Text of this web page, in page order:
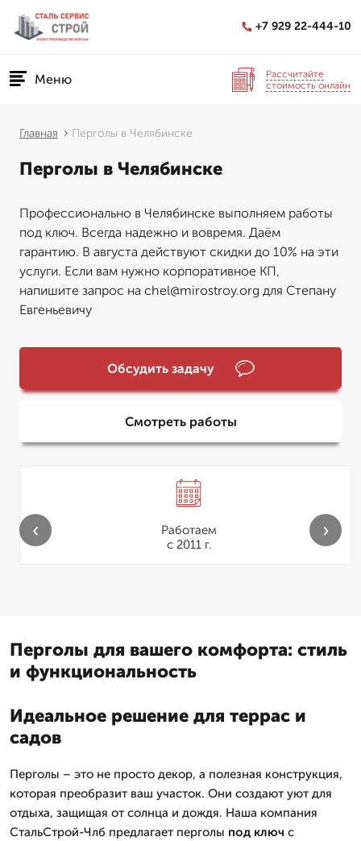
+7 929 22-444-10
Меню
Рассчитайте
стоимость онлайн
Главная Перголы в Челябинске
Перголы в Челябинске
Профессионально в Челябинске выполняем работы
под ключ. Всегда надежно и вовремя. Даём
гарантию. В августа действуют скидки до 10% на эти
услуги. Если вам нужно корпоративное КП,
напишите запрос на chel@mirostroy.org для Степану
Евгеньевичу
Обсудить задачу
Смотреть работы
Работаем
с 2011 г.
‹ ›
Перголы для вашего комфорта: стиль
и функциональность
Идеальное решение для террас и
садов
Перголы – это не просто декор, а полезная конструкция,
которая преобразит ваш участок. Они создают уют для
отдыха, защищая от солнца и дождя. Наша компания
СтальСтрой-Члб предлагает перголы под ключ с